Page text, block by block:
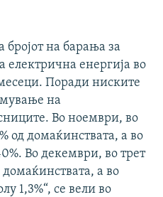
бројот на барања за
електрична енергија во
Поради ниските
на
Во ноември, во
од домаќинствата, а во
Во декември, во трет
домаќинствата, а во
1,3%“, се вели во